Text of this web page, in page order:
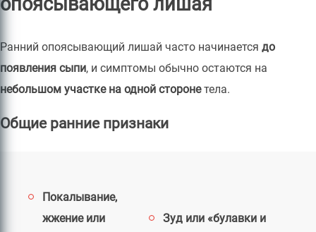
Ранний опоясывающий лишай часто начинается до
появления сыпи, и симптомы обычно остаются на
небольшом участке на одной сторонетела.
Общие ранние признаки
Покалывание,
жжение или
Зуд или «булавки и